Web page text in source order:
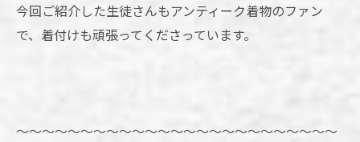
今回ご紹介した生徒さんもアンティーク着物のファン
で、着付けも頑張ってくださっています。
～～～～～～～～～～～～～～～～～～～～～～～～～